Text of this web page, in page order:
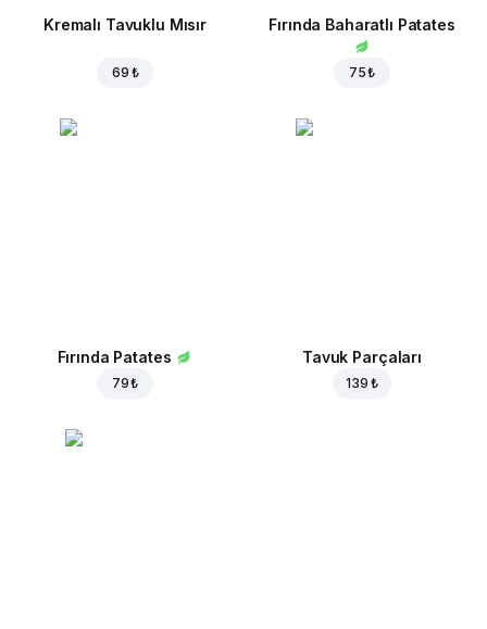
Kremalı Tavuklu Mısır
69 ₺
Fırında Baharatlı Patates
75 ₺
Fırında Patates
79 ₺
Tavuk Parçaları
139 ₺